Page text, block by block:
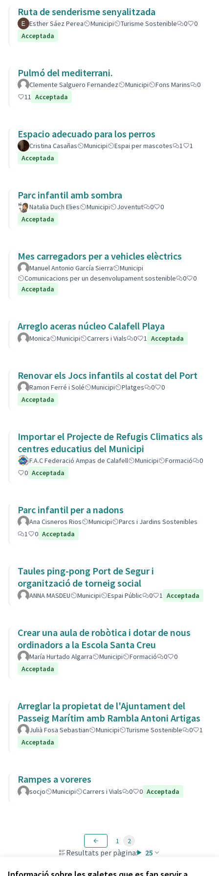
Ruta de senderisme senyalitzada
Esther Sáez Perea Municipi Turisme Sostenible 0
0
Acceptada
Pulmó del mediterrani.
Clemente Salguero Fernandez Municipi Fons Marins
0
11 Acceptada
Espacio adecuado para los perros
Cristina Casañas Municipi Espai per mascotes 1
1
Acceptada
Parc infantil amb sombra
Natalia Duch Elies Municipi Joventut 0
0
Acceptada
Mes carregadors per a vehicles elèctrics
Manuel Antonio García Sierra
Municipi
Comunicacions per un desenvolupament sostenible
0
0
Acceptada
Arreglo aceras núcleo Calafell Playa
Monica Municipi Carrers i Vials 0 1 Acceptada
Renovar els Jocs infantils al costat del Port
Ramon Ferré i Solé Municipi Platges 0
0
Acceptada
Importar el Projecte de Refugis Climatics als
centres educatius del Municipi
F.A.C Federació Ampas de Calafell Municipi Formació
0
0 Acceptada
Parc infantil per a nadons
Ana Cisneros Rios Municipi
Parcs i Jardins Sostenibles
1
0 Acceptada
Taules ping-pong Port de Segur i
organització de torneig social
ANNA MASDEU Municipi Espai Públic 0 1 Acceptada
Crear una aula de robòtica i dotar de nous
ordinadors a la Escola Santa Creu
María Hurtado Algarra Municipi Formació 0
0
Acceptada
Arreglar la propietat de l'Ajuntament del
Passeig Marítim amb Rambla Antoni Artigas
Julià Fosa Sebastian Municipi Turisme Sostenible 0
1
Acceptada
Rampes a voreres
socjo Municipi Carrers i Vials 0 0 Acceptada
Resultats per pàgina: 25
1 2